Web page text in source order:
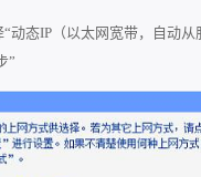
“动态IP（以太网宽带，自动从
”